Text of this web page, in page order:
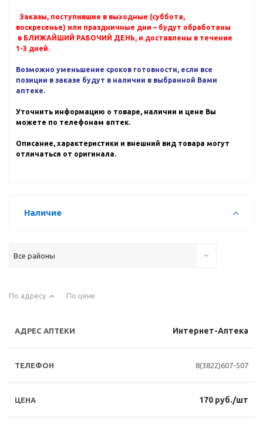
Заказы, поступившие в выходные (суббота,
воскресенье) или праздничные дни – будут обработаны
в БЛИЖАЙШИЙ РАБОЧИЙ ДЕНЬ, и доставлены в течение
1-3 дней.
Возможно уменьшение сроков готовности, если все
позиции в заказе будут в наличии в выбранной Вами
аптеке.
Уточнить информацию о товаре, наличии и цене Вы
можете по телефонам аптек.
Описание, характеристики и внешний вид товара могут
отличаться от оригинала.
Наличие
Все районы
По адресу По цене
Интернет-Аптека
8(3822)607-507
170 руб./шт